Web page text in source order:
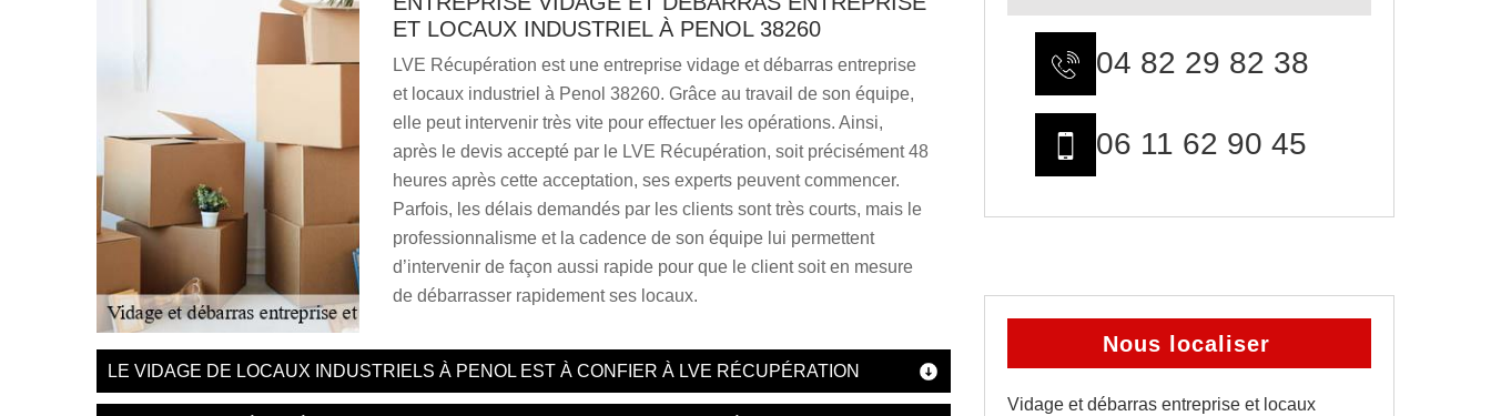
ET LOCAUX INDUSTRIEL À PENOL 38260
LVE Récupération est une entreprise vidage et débarras entreprise
et locaux industriel à Penol 38260. Grâce au travail de son équipe,
elle peut intervenir très vite pour effectuer les opérations. Ainsi,
après le devis accepté par le LVE Récupération, soit précisément 48
heures après cette acceptation, ses experts peuvent commencer.
Parfois, les délais demandés par les clients sont très courts, mais le
professionnalisme et la cadence de son équipe lui permettent
d’intervenir de façon aussi rapide pour que le client soit en mesure
de débarrasser rapidement ses locaux.
LE VIDAGE DE LOCAUX INDUSTRIELS À PENOL EST À CONFIER À LVE RÉCUPÉRATION
04 82 29 82 38
06 11 62 90 45
Nous localiser
Vidage et débarras entreprise et locaux